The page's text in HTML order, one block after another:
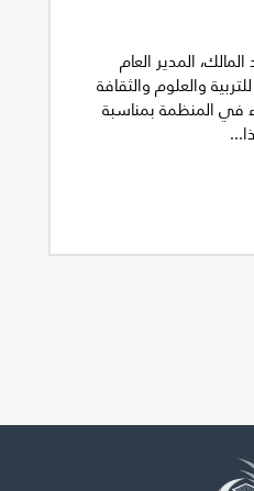
المدير العام
والعلوم والثقافة
في المنظمة بمناسبة